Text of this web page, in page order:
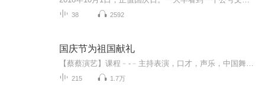
38 2592
国庆节为祖国献礼
215 1.7万